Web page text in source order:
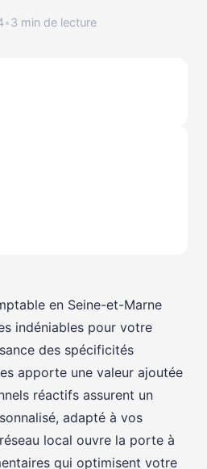
•3 min de lecture
en Seine-et-Marne
indéniables pour votre
des spécificités
apporte une valeur ajoutée
réactifs assurent un
adapté à vos
local ouvre la porte à
qui optimisent votre